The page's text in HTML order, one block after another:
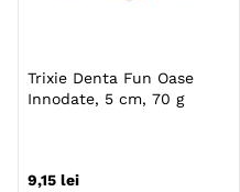
Trixie Denta Fun Oase
Innodate, 5 cm, 70 g
9,15 lei